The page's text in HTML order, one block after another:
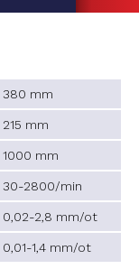
380 mm
215 mm
1000 mm
30-2800/min
0,02-2,8 mm/ot
0,01-1,4 mm/ot